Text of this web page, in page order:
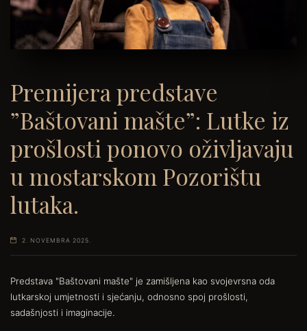
Premijera predstave
”Baštovani mašte”: Lutke iz
prošlosti ponovo oživljavaju
u mostarskom Pozorištu
lutaka.
2. NOVEMBRA 2025.
Predstava "Baštovani mašte" je zamišljena kao svojevrsna oda
lutkarskoj umjetnosti i sjećanju, odnosno spoj prošlosti,
sadašnjosti i imaginacije.